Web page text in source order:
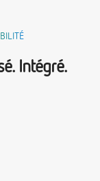
Intégré.